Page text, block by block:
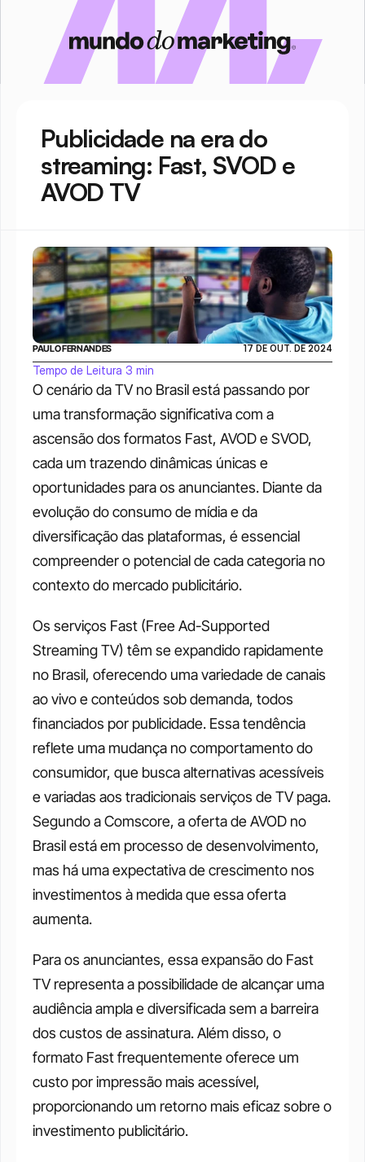
Publicidade na era do
streaming: Fast, SVOD e
AVOD TV
O cenário da TV no Brasil está passando por
uma transformação significativa com a
ascensão dos formatos Fast, AVOD e SVOD,
cada um trazendo dinâmicas únicas e
oportunidades para os anunciantes. Diante da
evolução do consumo de mídia e da
diversificação das plataformas, é essencial
compreender o potencial de cada categoria no
contexto do mercado publicitário.
Os serviços Fast (Free Ad-Supported
Streaming TV) têm se expandido rapidamente
no Brasil, oferecendo uma variedade de canais
ao vivo e conteúdos sob demanda, todos
financiados por publicidade. Essa tendência
reflete uma mudança no comportamento do
consumidor, que busca alternativas acessíveis
e variadas aos tradicionais serviços de TV paga.
Segundo a Comscore, a oferta de AVOD no
Brasil está em processo de desenvolvimento,
mas há uma expectativa de crescimento nos
investimentos à medida que essa oferta
aumenta.
Para os anunciantes, essa expansão do Fast
TV representa a possibilidade de alcançar uma
audiência ampla e diversificada sem a barreira
dos custos de assinatura. Além disso, o
formato Fast frequentemente oferece um
custo por impressão mais acessível,
proporcionando um retorno mais eficaz sobre o
investimento publicitário.
PAULO FERNANDES 17 DE OUT. DE 2024
Tempo de Leitura 3 min